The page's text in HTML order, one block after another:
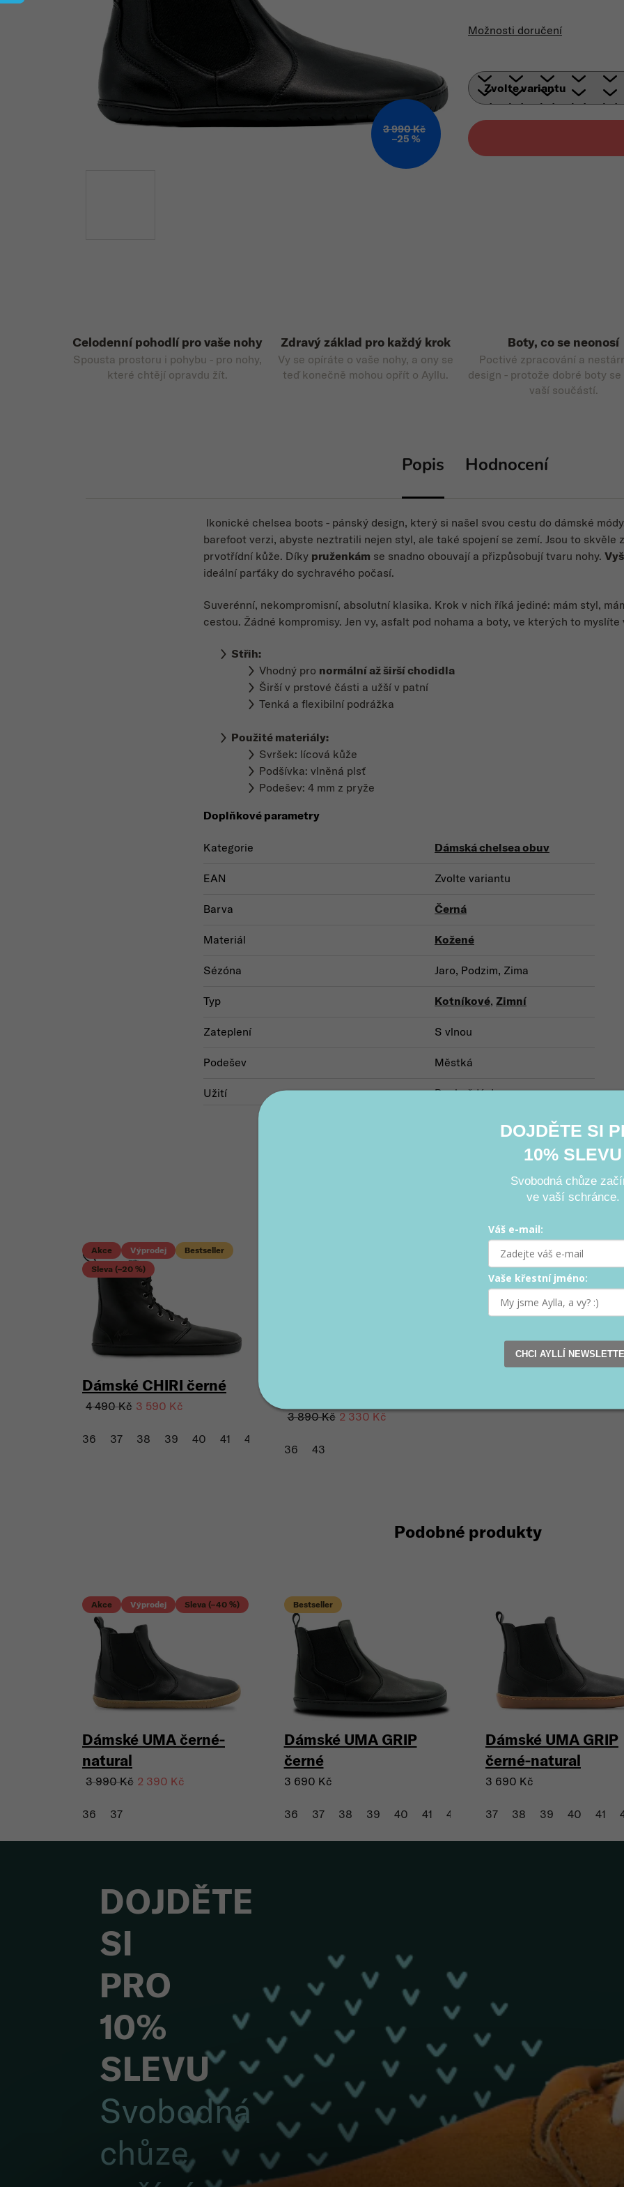
Možnosti doručení
3 990 Kč
–25 %
Celodenní pohodlí pro vaše nohy
Spousta prostoru i pohybu - pro nohy,
které chtějí opravdu žít.
Zdravý základ pro každý krok
Vy se opíráte o vaše nohy, a ony se
teď konečně mohou opřít o Ayllu.
Boty, co se neonosí
Poctivé zpracování a
design - protože dobré boty
vaší součástí.
Popis Hodnocení
Ikonické chelsea boots - pánský design, který si našel svou cestu do dámské
barefoot verzi, abyste neztratili nejen styl, ale také spojení se zemí. Jsou to skvěle
prvotřídní kůže. Díky pruženkám se snadno obouvají a přizpůsobují tvaru nohy.
ideální parťáky do sychravého počasí.
Suverénní, nekompromisní, absolutní klasika. Krok v nich říká jediné: mám styl,
cestou. Žádné kompromisy. Jen vy, asfalt pod nohama a boty, ve kterých to myslíte
Střih:
Vhodný pro normální až širší chodidla
Širší v prstové části a užší v patní
Tenká a flexibilní podrážka
Použité materiály:
Svršek: lícová kůže
Podšívka: vlněná plsť
Podešev: 4 mm z pryže
Doplňkové parametry
Kategorie Dámská chelsea obuv
EAN Zvolte variantu
Barva Černá
Materiál Kožené
Sézóna Jaro, Podzim, Zima
Typ Kotníkové, Zimní
Zateplení S vlnou
Podešev Městká
Užití Pro každý den
Související produkty
Akce Výprodej
Bestseller
Sleva (–20 %)
Dámské CHIRI černé
4 490 Kč 3 590 Kč
36 37 38 39 40 41 42
3 890 Kč 2 330 Kč
36 43
Podobné produkty
Akce Výprodej Sleva (–40 %)
Dámské UMA černé-
natural
3 990 Kč 2 390 Kč
36 37
Bestseller
Dámské UMA GRIP
černé
3 690 Kč
36 37 38 39 40 41 42
Dámské UMA GRIP
černé-natural
3 690 Kč
37 38 39 40 41
DOJDĚTE
SI
PRO
10%
SLEVU
Svobodná
chůze
DOJDĚTE SI
10% SLEVU
Svobodná chůze
ve vaší schránce.
Váš e-mail:
Vaše křestní jméno:
CHCI AYLLÍ